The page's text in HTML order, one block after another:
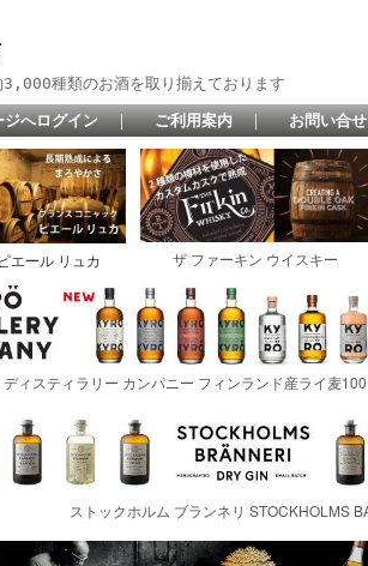
種類のお酒を取り揃えております
ジへログイン ｜ ご利用案内 ｜ お問い合せ